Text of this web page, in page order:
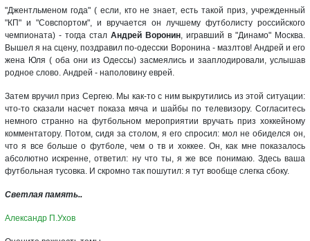
"Джентльменом года" ( если, кто не знает, есть такой приз, учрежденный
"КП" и "Совспортом", и вручается он лучшему футболисту российского
чемпионата) - тогда стал Андрей Воронин, игравший в "Динамо" Москва.
Вышел я на сцену, поздравил по-одесски Воронина - мазлтов! Андрей и его
жена Юля ( оба они из Одессы) засмеялись и зааплодировали, услышав
родное слово. Андрей - наполовину еврей.
Затем вручил приз Сергею. Мы как-то с ним выкрутились из этой ситуации:
что-то сказали насчет показа мяча и шайбы по телевизору. Согласитесь
немного странно на футбольном мероприятии вручать приз хоккейному
комментатору. Потом, сидя за столом, я его спросил: мол не обиделся он,
что я все больше о футболе, чем о тв и хоккее. Он, как мне показалось
абсолютно искренне, ответил: ну что ты, я же все понимаю. Здесь ваша
футбольная тусовка. И скромно так пошутил: я тут вообще слегка сбоку.
Светлая память..
Александр П.Ухов